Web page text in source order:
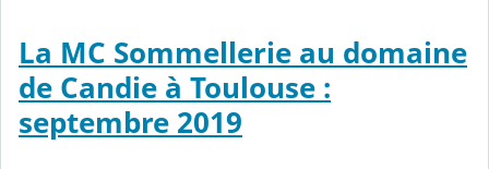
La MC Sommellerie au domaine
de Candie à Toulouse :
septembre 2019